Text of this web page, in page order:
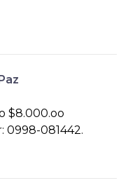
$8.000.oo
0998-081442.